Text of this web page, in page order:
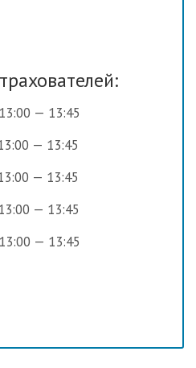
— 13:45
— 13:45
— 13:45
— 13:45
— 13:45